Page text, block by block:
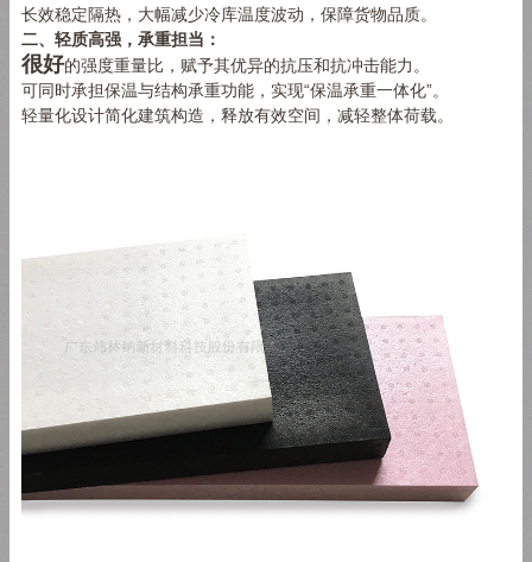
长效稳定隔热，大幅减少冷库温度波动，保障货物品质。
二、轻质高强，承重担当：
很好的强度重量比，赋予其优异的抗压和抗冲击能力。
可同时承担保温与结构承重功能，实现“保温承重一体化”。
轻量化设计简化建筑构造，释放有效空间，减轻整体荷载。